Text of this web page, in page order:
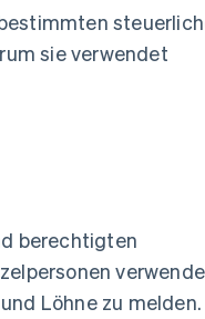
sie verwendet
berechtigten
Löhne zu melden.